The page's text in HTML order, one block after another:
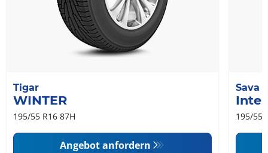
Tigar
WINTER
195/55 R16 87H
Angebot anfordern
Sava
195/55